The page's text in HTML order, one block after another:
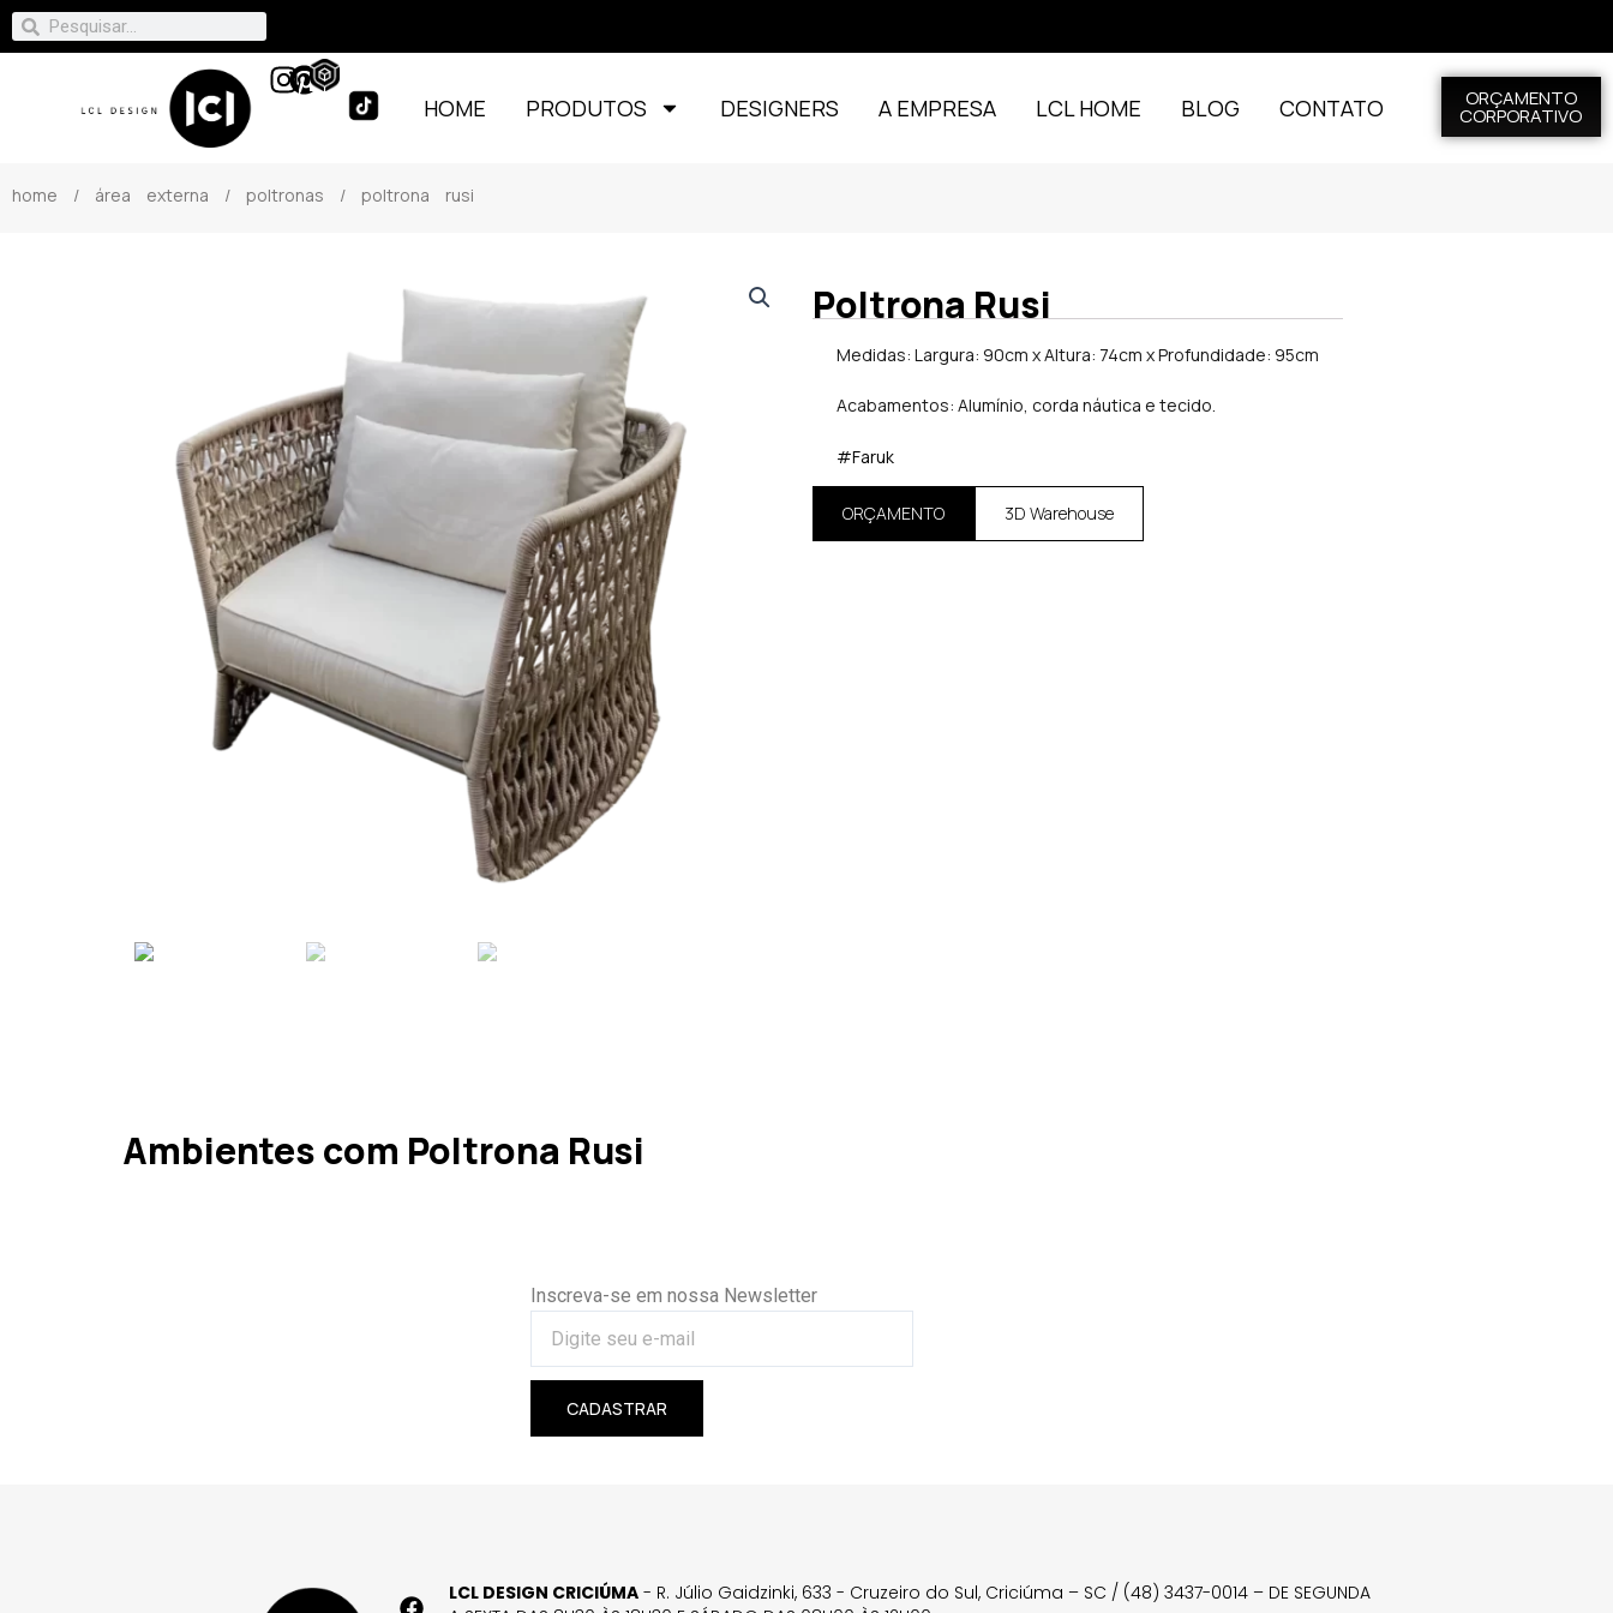
HOME PRODUTOS DESIGNERS A EMPRESA LCL HOME BLOG CONTATO ORÇAMENTO
CORPORATIVO
home / área externa / poltronas / poltrona rusi
Poltrona Rusi
Medidas: Largura: 90cm x Altura: 74cm x Profundidade: 95cm
Acabamentos: Alumínio, corda náutica e tecido.
#Faruk
ORÇAMENTO 3D Warehouse
Ambientes com Poltrona Rusi
Inscreva-se em nossa Newsletter
CADASTRAR
LCL DESIGN CRICIÚMA - R. Júlio Gaidzinki, 633 - Cruzeiro do Sul, Criciúma – SC / (48) 3437-0014 – DE SEGUNDA